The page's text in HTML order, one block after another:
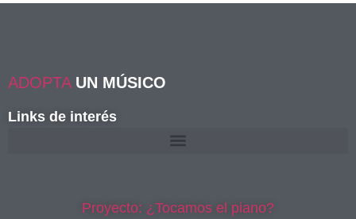
ADOPTA UN MÚSICO
Links de interés
Proyecto: ¿Tocamos el piano?